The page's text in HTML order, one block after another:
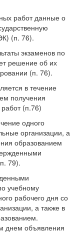
работ данные о
(п. 76).
экзаменов по
решение об их
(п. 76).
в течение
получения
(п.76)
одного
организации, а
образованием
79).
учебному
рабочего дня со
а также в
днем объявления